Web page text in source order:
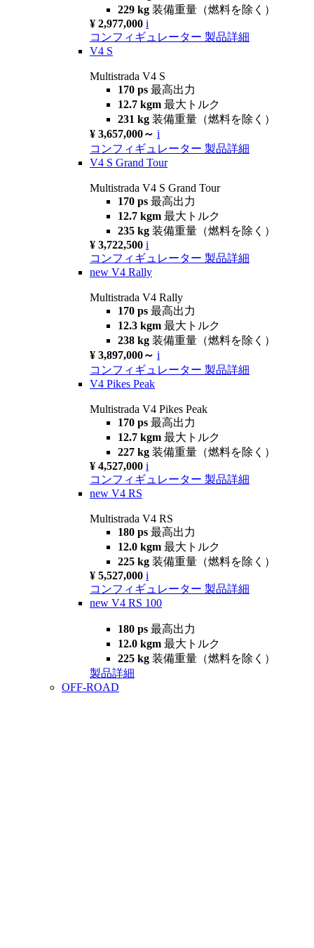
229 kg 装備重量（燃料を除く）
¥ 2,977,000 i
コンフィギュレーター 製品詳細
V4 S
Multistrada V4 S
170 ps 最高出力
12.7 kgm 最大トルク
231 kg 装備重量（燃料を除く）
¥ 3,657,000～ i
コンフィギュレーター 製品詳細
V4 S Grand Tour
Multistrada V4 S Grand Tour
170 ps 最高出力
12.7 kgm 最大トルク
235 kg 装備重量（燃料を除く）
¥ 3,722,500 i
コンフィギュレーター 製品詳細
new V4 Rally
Multistrada V4 Rally
170 ps 最高出力
12.3 kgm 最大トルク
238 kg 装備重量（燃料を除く）
¥ 3,897,000～ i
コンフィギュレーター 製品詳細
V4 Pikes Peak
Multistrada V4 Pikes Peak
170 ps 最高出力
12.7 kgm 最大トルク
227 kg 装備重量（燃料を除く）
¥ 4,527,000 i
コンフィギュレーター 製品詳細
new V4 RS
Multistrada V4 RS
180 ps 最高出力
12.0 kgm 最大トルク
225 kg 装備重量（燃料を除く）
¥ 5,527,000 i
コンフィギュレーター 製品詳細
new V4 RS 100
180 ps 最高出力
12.0 kgm 最大トルク
225 kg 装備重量（燃料を除く）
製品詳細
OFF-ROAD